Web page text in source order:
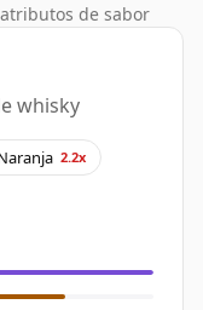
de sabor
whisky
2.2x